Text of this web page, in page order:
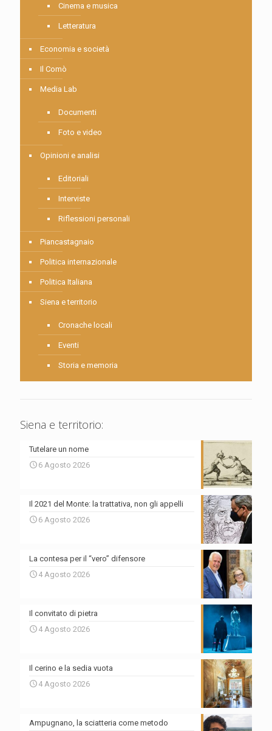
Cinema e musica
Letteratura
Economia e società
Il Comò
Media Lab
Documenti
Foto e video
Opinioni e analisi
Editoriali
Interviste
Riflessioni personali
Piancastagnaio
Politica internazionale
Politica Italiana
Siena e territorio
Cronache locali
Eventi
Storia e memoria
Siena e territorio:
Tutelare un nome
6 Agosto 2026
Il 2021 del Monte: la trattativa, non gli appelli
6 Agosto 2026
La contesa per il “vero” difensore
4 Agosto 2026
Il convitato di pietra
4 Agosto 2026
Il cerino e la sedia vuota
4 Agosto 2026
Ampugnano, la sciatteria come metodo